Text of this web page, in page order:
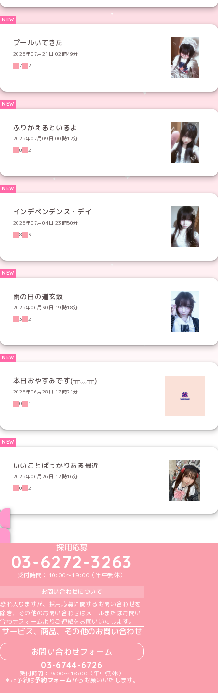
プールいてきた
2025年07月21日 02時49分
7
2
ふりかえるといるよ
2025年07月09日 00時12分
8
2
インデペンデンス・デイ
2025年07月04日 23時50分
8
3
雨の日の道玄坂
2025年06月30日 19時18分
3
2
本日おやすみです(╥﹏╥)
2025年06月28日 17時21分
0
1
いいことばっかりある最近
2025年06月26日 12時16分
0
2
めいどりーみんTikTok公式アカウント
めいどりーみんX公式アカウント
採用応募
03-6272-3263
受付時間：10:00～19:00（年中無休）
お問い合わせについて
恐れ入りますが、採用応募に関するお問い合わせを
除き、その他のお問い合わせはメールまたはお問い
合わせフォームよりご連絡をお願いいたします。
サービス、商品、その他のお問い合わせ
お問い合わせフォーム
03-6744-6726
受付時間：9:00～18:00（年中無休）
＊ご予約は予約フォームからお願いいたします。